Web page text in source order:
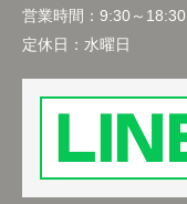
営業時間： 9:30～18:30
定休日： 水曜日